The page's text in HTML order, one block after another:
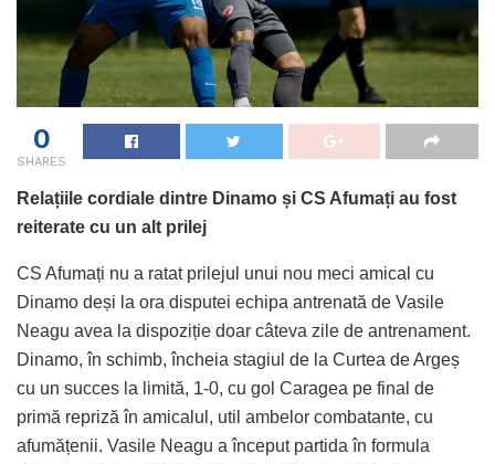
0
SHARES
Relațiile cordiale dintre Dinamo și CS Afumați au fost
reiterate cu un alt prilej
CS Afumați nu a ratat prilejul unui nou meci amical cu
Dinamo deși la ora disputei echipa antrenată de Vasile
Neagu avea la dispoziție doar câteva zile de antrenament.
Dinamo, în schimb, încheia stagiul de la Curtea de Argeș
cu un succes la limită, 1-0, cu gol Caragea pe final de
primă repriză în amicalul, util ambelor combatante, cu
afumățenii. Vasile Neagu a început partida în formula